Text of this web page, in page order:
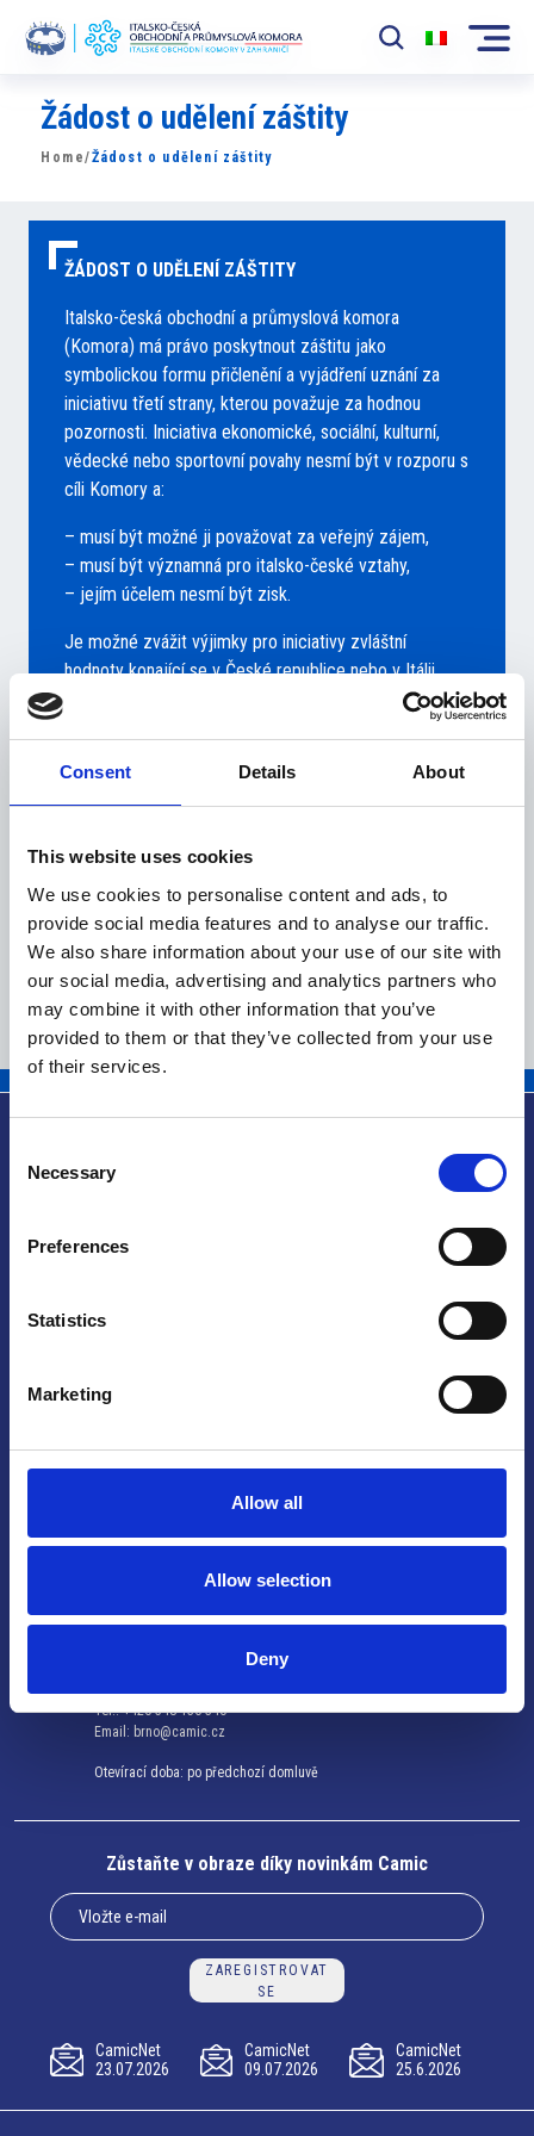
Consent Details About
This website uses cookies
We use cookies to personalise content and ads, to
provide social media features and to analyse our traffic.
We also share information about your use of our site with
our social media, advertising and analytics partners who
may combine it with other information that you’ve
provided to them or that they’ve collected from your use
of their services.
Selection
Necessary
Preferences
Statistics
Marketing
Allow all
Allow selection
Deny
Komora
News
Události
Rozvoj Trhu
Členové
Partneři
​​Projekty
Členská sekce
Žádost o udělení záštity
Home/Žádost o udělení záštity
ŽÁDOST O UDĚLENÍ ZÁŠTITY
Italsko-česká obchodní a průmyslová komora
(Komora) má právo poskytnout záštitu jako
symbolickou formu přičlenění a vyjádření uznání za
iniciativu třetí strany, kterou považuje za hodnou
pozornosti. Iniciativa ekonomické, sociální, kulturní,
vědecké nebo sportovní povahy nesmí být v rozporu s
cíli Komory a:
– musí být možné ji považovat za veřejný zájem,
– musí být významná pro italsko-české vztahy,
– jejím účelem nesmí být zisk.
Je možné zvážit výjimky pro iniciativy zvláštní
hodnoty konající se v České republice nebo v Itálii
nebo pro iniciativy, které jednoznačně přispívají k
Žádost o záštitu musí být doručena nejméně 30 dnů
přede dnem konání nebo zahájení iniciativy na adresu
jsouk dispozici zde.
Mariánské náměstí 159/4, 110 00 Praha 1 –
Česká republika
Email:info@camic.cz
Otevírací doba: po–pá 9:00–17:00
schůzky nás prosím kontaktujte na info@camic.cz.
Tel.: +420 548 136 340
Email: brno@camic.cz
Otevírací doba: po předchozí domluvě
Zůstaňte v obraze díky novinkám Camic
ZAREGISTROVAT
SE
CamicNet
23.07.2026
CamicNet
09.07.2026
CamicNet
25.6.2026